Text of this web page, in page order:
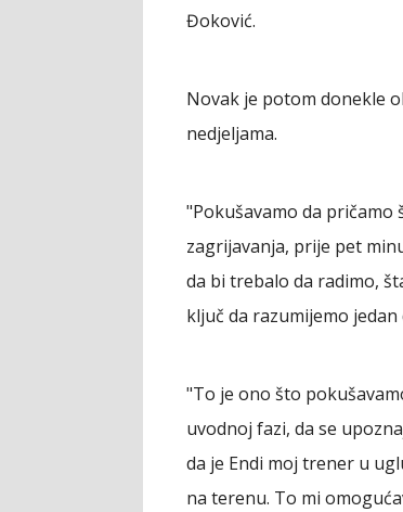
Đoković.
Novak je potom donekle
nedjeljama.
"Pokušavamo da pričamo
zagrijavanja, prije pet
da bi trebalo da radimo,
ključ da razumijemo
"To je ono što
uvodnoj fazi, da se
da je Endi moj trener u
na terenu. To mi